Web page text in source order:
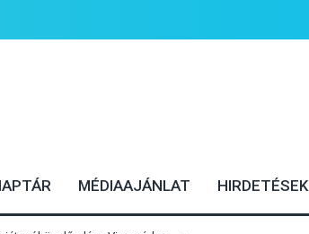
MÉDIAAJÁNLAT HIRDETÉSEK